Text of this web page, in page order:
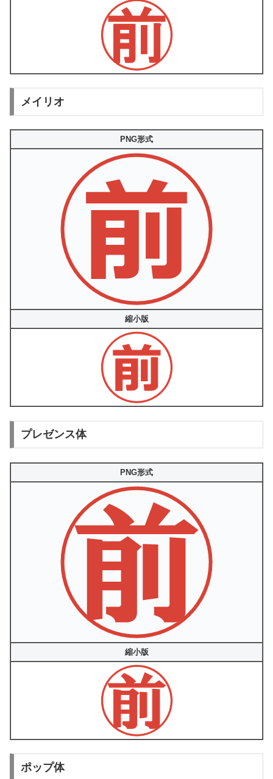
メイリオ
PNG形式
縮小版
プレゼンス体
PNG形式
縮小版
ポップ体